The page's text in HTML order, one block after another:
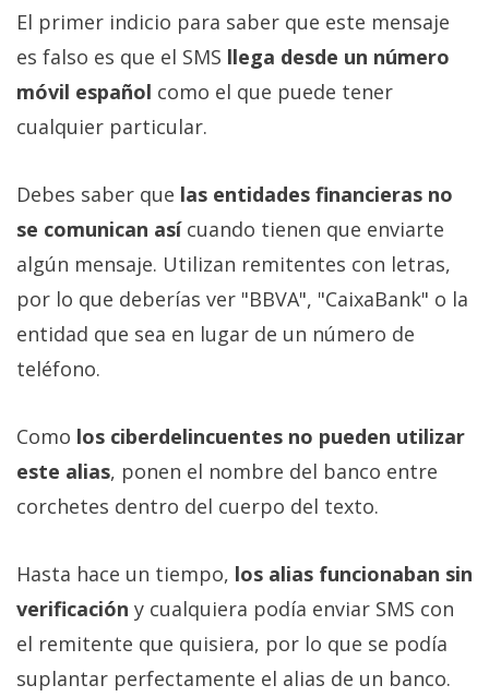
El primer indicio para saber que este mensaje
es falso es que el SMS llega desde un número
móvil español como el que puede tener
cualquier particular.
Debes saber que las entidades financieras no
se comunican asícuando tienen que enviarte
algún mensaje. Utilizan remitentes con letras,
por lo que deberías ver "BBVA", "CaixaBank" o la
entidad que sea en lugar de un número de
teléfono.
Como los ciberdelincuentes no pueden utilizar
este alias, ponen el nombre del banco entre
corchetes dentro del cuerpo del texto.
Hasta hace un tiempo, los alias funcionaban sin
verificación y cualquiera podía enviar SMS con
el remitente que quisiera, por lo que se podía
suplantar perfectamente el alias de un banco.